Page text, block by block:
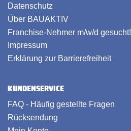
Datenschutz
Über BAUAKTIV
Franchise-Nehmer m/w/d gesucht!
Impressum
Erklärung zur Barrierefreiheit
KUNDENSERVICE
FAQ - Häufig gestellte Fragen
Rücksendung